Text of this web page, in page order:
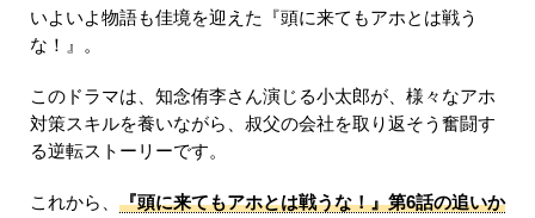
いよいよ物語も佳境を迎えた『頭に来てもアホとは戦う
な！』。
このドラマは、知念侑李さん演じる小太郎が、様々なアホ
対策スキルを養いながら、叔父の会社を取り返そう奮闘す
る逆転ストーリーです。
これから、 『頭に来てもアホとは戦うな！』第6話の追いか